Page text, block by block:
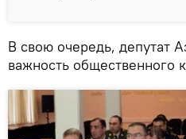
В свою очередь, депутат
важность общественного